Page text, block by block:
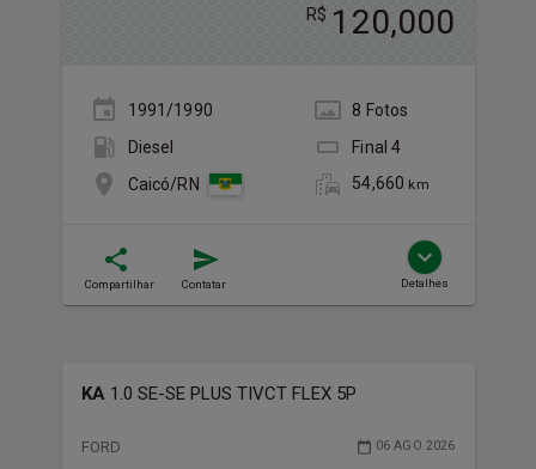
R$ 120,000
1991/1990 8 Fotos
Diesel
Final4
Caicó/RN
54,660 km
Compartilhar Contatar Detalhes
KA 1.0 SE-SE PLUS TIVCT FLEX 5P
FORD 06 AGO 2026